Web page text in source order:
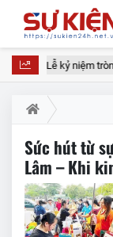
Lễ kỷ niệm
Sức hút từ
Lâm – Khi